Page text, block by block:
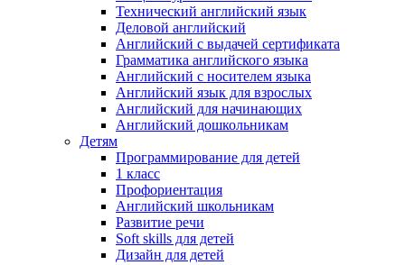
Технический английский язык
Деловой английский
Английский с выдачей сертификата
Грамматика английского языка
Английский с носителем языка
Английский язык для взрослых
Английский для начинающих
Английский дошкольникам
Детям
Программирование для детей
1 класс
Профориентация
Английский школьникам
Развитие речи
Soft skills для детей
Дизайн для детей